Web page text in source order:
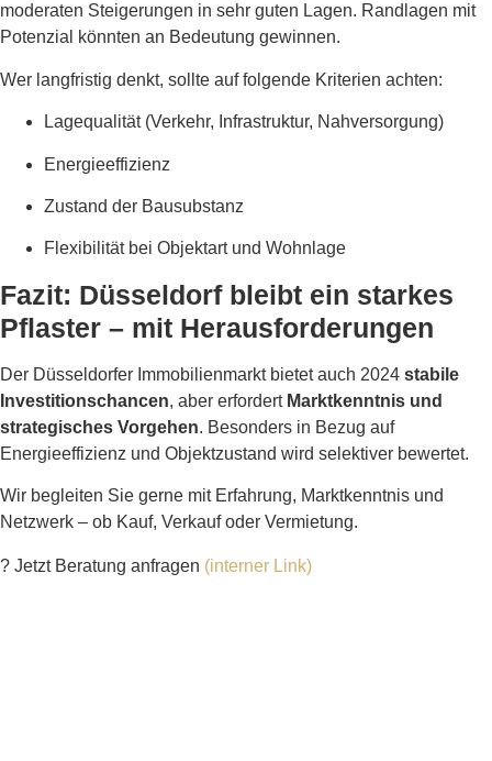
moderaten Steigerungen in sehr guten Lagen. Randlagen mit
Potenzial könnten an Bedeutung gewinnen.
Wer langfristig denkt, sollte auf folgende Kriterien achten:
Lagequalität (Verkehr, Infrastruktur, Nahversorgung)
Energieeffizienz
Zustand der Bausubstanz
Flexibilität bei Objektart und Wohnlage
Fazit: Düsseldorf bleibt ein starkes
Pflaster – mit Herausforderungen
Der Düsseldorfer Immobilienmarkt bietet auch 2024 stabile
Investitionschancen, aber erfordert Marktkenntnis und
strategisches Vorgehen. Besonders in Bezug auf
Energieeffizienz und Objektzustand wird selektiver bewertet.
Wir begleiten Sie gerne mit Erfahrung, Marktkenntnis und
Netzwerk – ob Kauf, Verkauf oder Vermietung.
? Jetzt Beratung anfragen (interner Link)